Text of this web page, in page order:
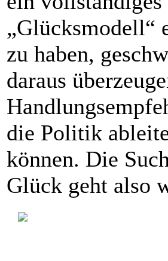
„Glücksmodell“
zu haben,
daraus
die Politik
können. Die
Glück geht also